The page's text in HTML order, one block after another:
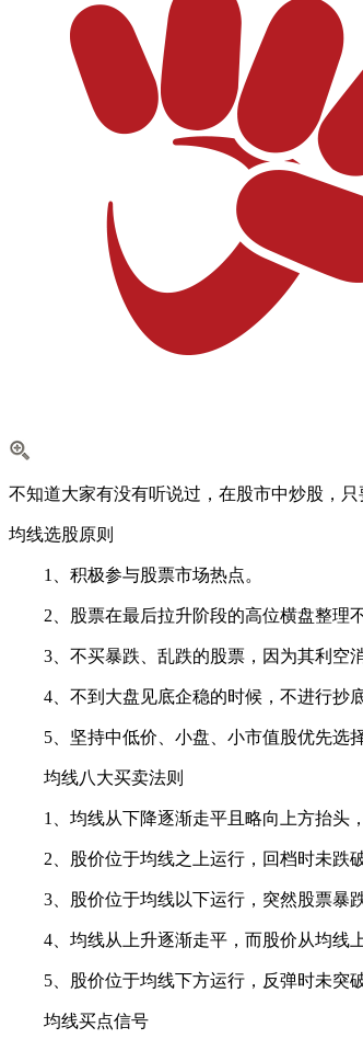
不知道大家有没有听说过，在股市中炒股，只
均线选股原则
1、积极参与股票市场热点。
2、股票在最后拉升阶段的高位横盘整理不
3、不买暴跌、乱跌的股票，因为其利空消
4、不到大盘见底企稳的时候，不进行抄底
5、坚持中低价、小盘、小市值股优先选择
均线八大买卖法则
1、均线从下降逐渐走平且略向上方抬头，
2、股价位于均线之上运行，回档时未跌破
3、股价位于均线以下运行，突然股票暴跌
4、均线从上升逐渐走平，而股价从均线上
5、股价位于均线下方运行，反弹时未突破
均线买点信号